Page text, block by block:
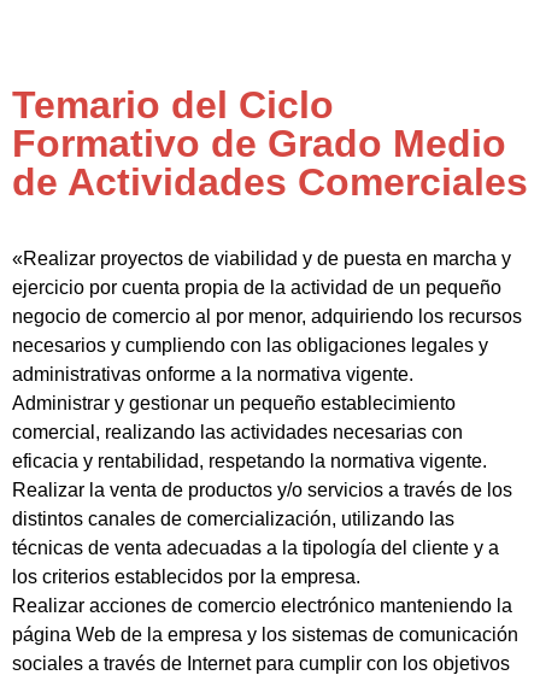
Temario del Ciclo
Formativo de Grado Medio
de Actividades Comerciales
«Realizar proyectos de viabilidad y de puesta en marcha y
ejercicio por cuenta propia de la actividad de un pequeño
negocio de comercio al por menor, adquiriendo los recursos
necesarios y cumpliendo con las obligaciones legales y
administrativas onforme a la normativa vigente.
Administrar y gestionar un pequeño establecimiento
comercial, realizando las actividades necesarias con
eficacia y rentabilidad, respetando la normativa vigente.
Realizar la venta de productos y/o servicios a través de los
distintos canales de comercialización, utilizando las
técnicas de venta adecuadas a la tipología del cliente y a
los criterios establecidos por la empresa.
Realizar acciones de comercio electrónico manteniendo la
página Web de la empresa y los sistemas de comunicación
sociales a través de Internet para cumplir con los objetivos